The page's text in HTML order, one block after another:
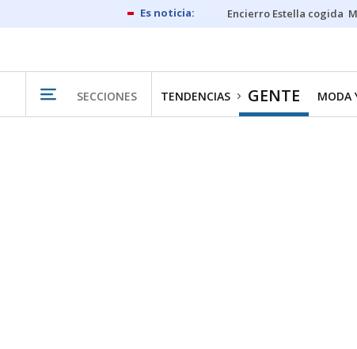
Encierro Estella cogida
SECCIONES TENDENCIAS GENTE MODA